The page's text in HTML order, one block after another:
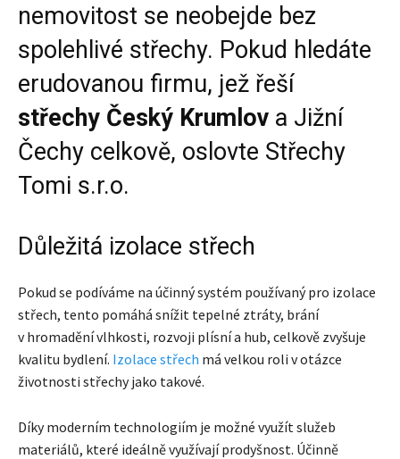
nemovitost se neobejde bez
spolehlivé střechy. Pokud hledáte
erudovanou firmu, jež řeší
střechy Český Krumlov a Jižní
Čechy celkově, oslovte Střechy
Tomi s.r.o.
Důležitá izolace střech
Pokud se podíváme na účinný systém používaný pro izolace
střech, tento pomáhá snížit tepelné ztráty, brání
v hromadění vlhkosti, rozvoji plísní a hub, celkově zvyšuje
kvalitu bydlení. Izolace střech má velkou roli v otázce
životnosti střechy jako takové.
Díky moderním technologiím je možné využít služeb
materiálů, které ideálně využívají prodyšnost. Účinně